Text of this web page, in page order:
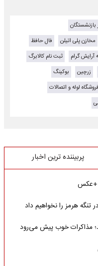
بازنشستگان
مخازن پلی اتیلن
فال حافظ
آرایش گرام
ثبت نام کالابرگ
زرچین
بوکینگ
فروشگاه لوله و اتصالات
پربیننده ترین اخبار
+عکس
هرمز را نخواهیم داد
مذاکرات خوب پیش می‌رود